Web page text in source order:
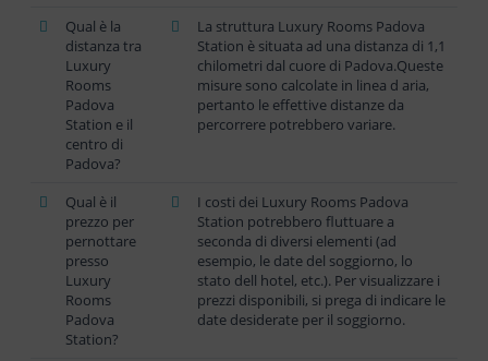
Qual è la
distanza tra
Luxury
Rooms
Padova
Station e il
centro di
Padova?
La struttura Luxury Rooms Padova
Station è situata ad una distanza di 1,1
chilometri dal cuore di Padova.Queste
misure sono calcolate in linea d aria,
pertanto le effettive distanze da
percorrere potrebbero variare.
Qual è il
prezzo per
pernottare
presso
Luxury
Rooms
Padova
Station?
I costi dei Luxury Rooms Padova
Station potrebbero fluttuare a
seconda di diversi elementi (ad
esempio, le date del soggiorno, lo
stato dell hotel, etc.). Per visualizzare i
prezzi disponibili, si prega di indicare le
date desiderate per il soggiorno.